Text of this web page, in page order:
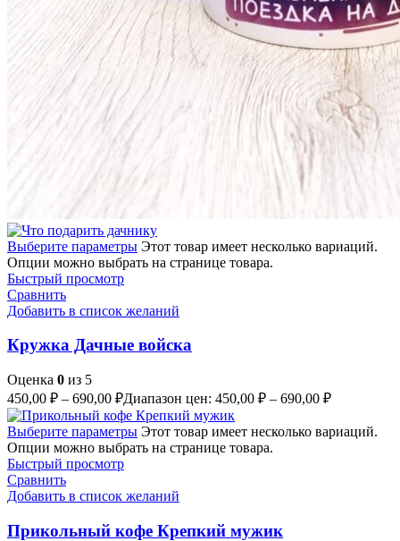
Выберите параметры Этот товар имеет несколько вариаций.
Опции можно выбрать на странице товара.
Быстрый просмотр
Сравнить
Добавить в список желаний
Кружка Дачные войска
Оценка 0 из 5
450,00 ₽ – 690,00 ₽Диапазон цен: 450,00 ₽ – 690,00 ₽
Выберите параметры Этот товар имеет несколько вариаций.
Опции можно выбрать на странице товара.
Быстрый просмотр
Сравнить
Добавить в список желаний
Прикольный кофе Крепкий мужик